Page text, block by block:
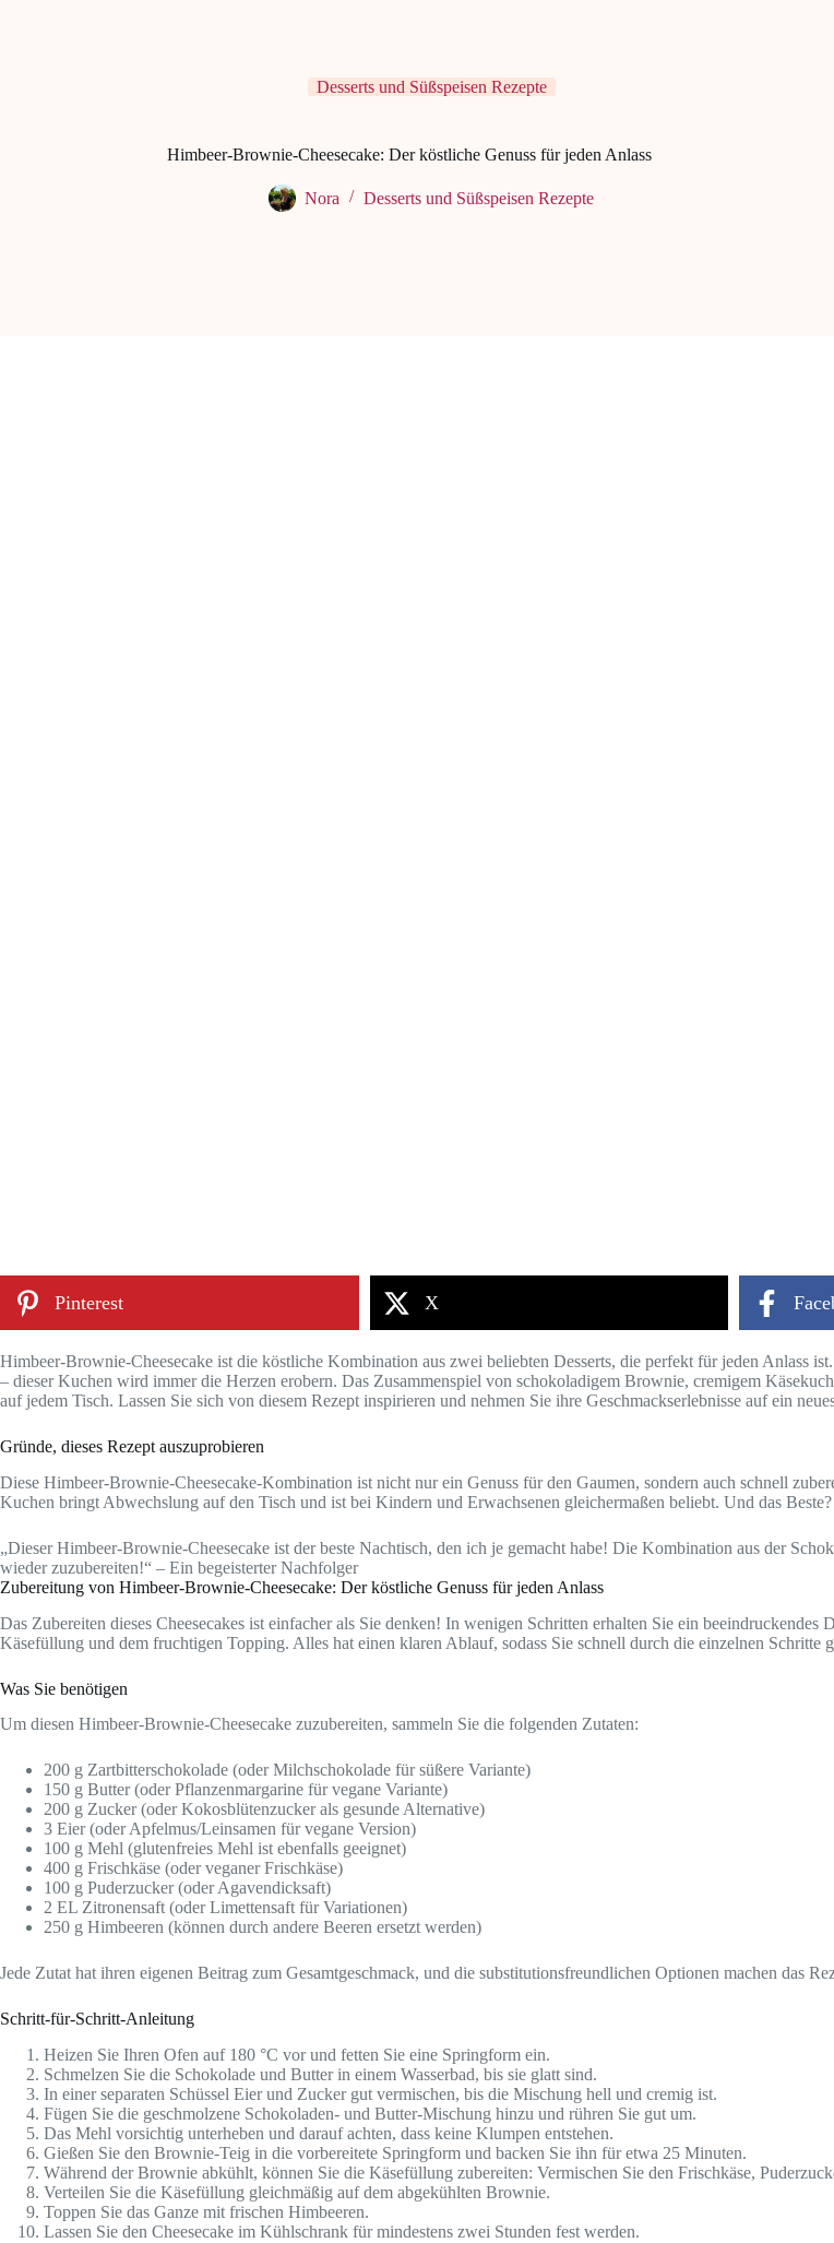
Desserts und Süßspeisen Rezepte
Himbeer-Brownie-Cheesecake: Der köstliche Genuss für jeden Anlass
Nora Desserts und Süßspeisen Rezepte
Pinterest X
Himbeer-Brownie-Cheesecake ist die köstliche Kombination aus zwei beliebten Desserts, die perfekt für jeden Anlass
– dieser Kuchen wird immer die Herzen erobern. Das Zusammenspiel von schokoladigem Brownie, cremigem
auf jedem Tisch. Lassen Sie sich von diesem Rezept inspirieren und nehmen Sie ihre Geschmackserlebnisse auf ein
Gründe, dieses Rezept auszuprobieren
Diese Himbeer-Brownie-Cheesecake-Kombination ist nicht nur ein Genuss für den Gaumen, sondern auch schnell
Kuchen bringt Abwechslung auf den Tisch und ist bei Kindern und Erwachsenen gleichermaßen beliebt. Und das
„Dieser Himbeer-Brownie-Cheesecake ist der beste Nachtisch, den ich je gemacht habe! Die Kombination aus der
wieder zuzubereiten!“ – Ein begeisterter Nachfolger
Zubereitung von Himbeer-Brownie-Cheesecake: Der köstliche Genuss für jeden Anlass
Das Zubereiten dieses Cheesecakes ist einfacher als Sie denken! In wenigen Schritten erhalten Sie ein
Käsefüllung und dem fruchtigen Topping. Alles hat einen klaren Ablauf, sodass Sie schnell durch die einzelnen Schritte
Was Sie benötigen
Um diesen Himbeer-Brownie-Cheesecake zuzubereiten, sammeln Sie die folgenden Zutaten:
200 g Zartbitterschokolade (oder Milchschokolade für süßere Variante)
150 g Butter (oder Pflanzenmargarine für vegane Variante)
200 g Zucker (oder Kokosblütenzucker als gesunde Alternative)
3 Eier (oder Apfelmus/Leinsamen für vegane Version)
100 g Mehl (glutenfreies Mehl ist ebenfalls geeignet)
400 g Frischkäse (oder veganer Frischkäse)
100 g Puderzucker (oder Agavendicksaft)
2 EL Zitronensaft (oder Limettensaft für Variationen)
250 g Himbeeren (können durch andere Beeren ersetzt werden)
Jede Zutat hat ihren eigenen Beitrag zum Gesamtgeschmack, und die substitutionsfreundlichen Optionen machen das
Schritt-für-Schritt-Anleitung
Heizen Sie Ihren Ofen auf 180 °C vor und fetten Sie eine Springform ein.
Schmelzen Sie die Schokolade und Butter in einem Wasserbad, bis sie glatt sind.
In einer separaten Schüssel Eier und Zucker gut vermischen, bis die Mischung hell und cremig ist.
Fügen Sie die geschmolzene Schokoladen- und Butter-Mischung hinzu und rühren Sie gut um.
Das Mehl vorsichtig unterheben und darauf achten, dass keine Klumpen entstehen.
Gießen Sie den Brownie-Teig in die vorbereitete Springform und backen Sie ihn für etwa 25 Minuten.
Während der Brownie abkühlt, können Sie die Käsefüllung zubereiten: Vermischen Sie den Frischkäse,
Verteilen Sie die Käsefüllung gleichmäßig auf dem abgekühlten Brownie.
Toppen Sie das Ganze mit frischen Himbeeren.
Lassen Sie den Cheesecake im Kühlschrank für mindestens zwei Stunden fest werden.